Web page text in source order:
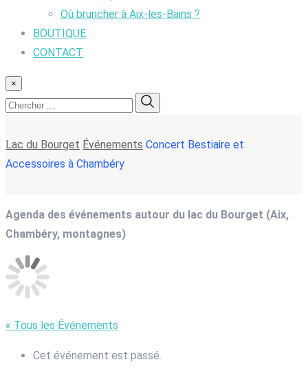
Où bruncher à Aix-les-Bains ?
BOUTIQUE
CONTACT
×
Lac du Bourget Événements Concert Bestiaire et
Accessoires à Chambéry
Agenda des événements autour du lac du Bourget (Aix,
Chambéry, montagnes)
« Tous les Événements
Cet événement est passé.